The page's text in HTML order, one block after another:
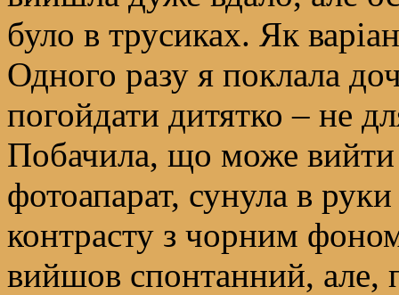
було в трусиках. Як
Одного разу я поклала
погойдати дитятко – не
Побачила, що може вийти
фотоапарат, сунула в
контрасту з чорним
вийшов спонтанний, але,